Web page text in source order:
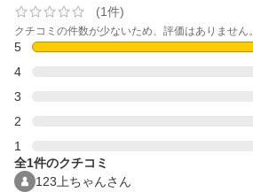
(1件)
クチコミの件数が少ないため、評価はありません。
5
4
3
2
1
全1件のクチコミ
123上ちゃんさん